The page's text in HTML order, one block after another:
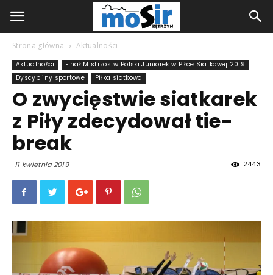
Strona główna Aktualności
Aktualności
Finał Mistrzostw Polski Juniorek w Piłce Siatkowej 2019
Dyscypliny sportowe
Piłka siatkowa
O zwycięstwie siatkarek
z Piły zdecydował tie-
break
11 kwietnia 2019 2443